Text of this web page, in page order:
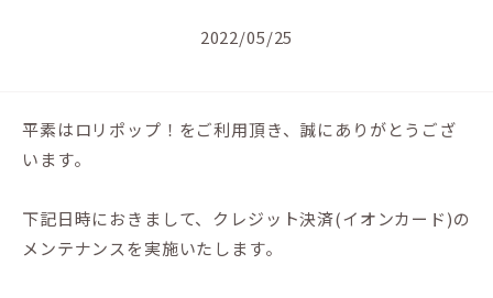
2022/05/25
平素はロリポップ！をご利用頂き、誠にありがとうござ
います。
下記日時におきまして、クレジット決済(イオンカード)の
メンテナンスを実施いたします。